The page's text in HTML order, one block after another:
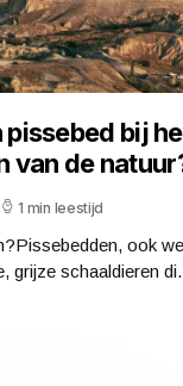
pissebed bij
van de
1 min leestijd
ook
grijze schaaldieren